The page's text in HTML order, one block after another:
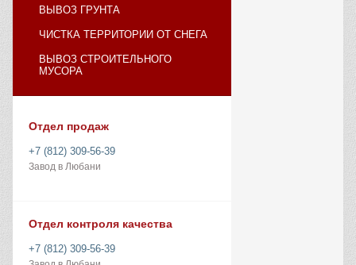
ВЫВОЗ ГРУНТА
ЧИСТКА ТЕРРИТОРИИ ОТ СНЕГА
ВЫВОЗ СТРОИТЕЛЬНОГО
МУСОРА
Отдел продаж
+7 (812) 309-56-39
Завод в Любани
Отдел контроля качества
+7 (812) 309-56-39